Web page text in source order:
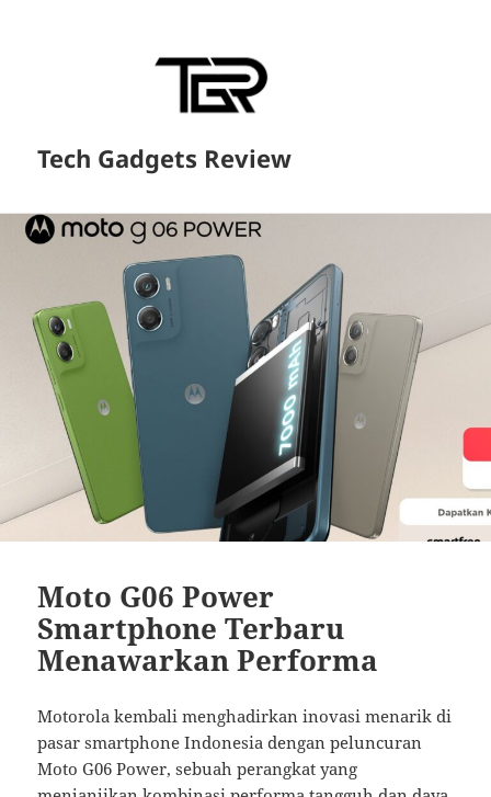
Tech Gadgets Review
Moto G06 Power
Smartphone Terbaru
Menawarkan Performa
Motorola kembali menghadirkan inovasi menarik di
pasar smartphone Indonesia dengan peluncuran
Moto G06 Power, sebuah perangkat yang